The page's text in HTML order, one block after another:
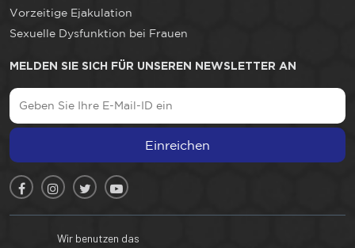
Vorzeitige Ejakulation
Sexuelle Dysfunktion bei Frauen
MELDEN SIE SICH FÜR UNSEREN NEWSLETTER AN
Einreichen
Wir benutzen das